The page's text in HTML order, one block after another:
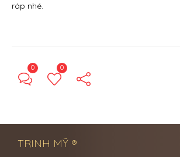
ráp nhé.
0 0
TRINH MỸ ®